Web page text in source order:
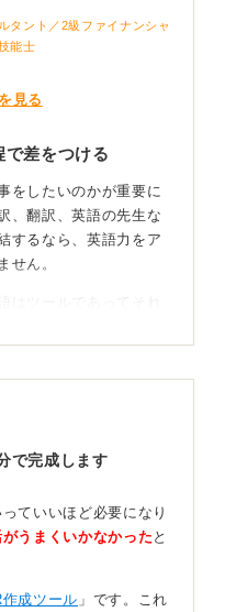
タント／2級ファイナンシャ
能士
見る
差をつける
をしたいのかが重要に
、翻訳、英語の先生な
するなら、英語力をア
せん。
はツールであってそれ
れることが多いです。
で完成します
ていいほど必要になり
うまくいかなかった と
成ツール 」です。これ